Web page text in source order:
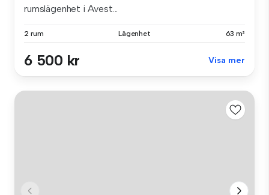
rumslägenhet i Avest...
2 rum Lägenhet 63 m²
6 500 kr Visa mer